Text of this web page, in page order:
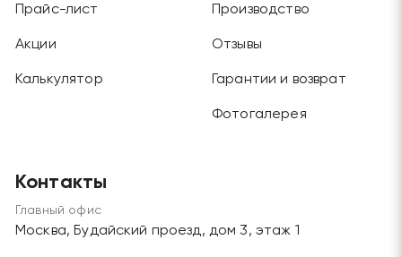
Прайс-лист
Акции
Калькулятор
Производство
Отзывы
Гарантии и возврат
Фотогалерея
Контакты
Главный офис
Москва, Будайский проезд, дом 3, этаж 1